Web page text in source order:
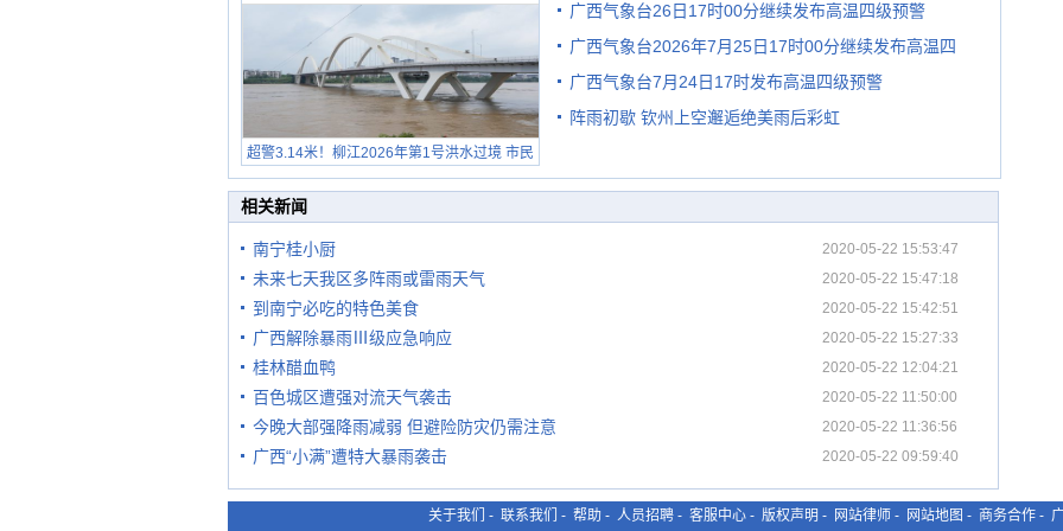
超警3.14米！柳江2026年第1号洪水过境 市民
在堤岸见证汛况
广西气象台26日17时00分继续发布高温四级预警
广西气象台2026年7月25日17时00分继续发布高温四
级预警
广西气象台7月24日17时发布高温四级预警
阵雨初歇 钦州上空邂逅绝美雨后彩虹
相关新闻
南宁桂小厨 2020-05-22 15:53:47
未来七天我区多阵雨或雷雨天气 2020-05-22 15:47:18
到南宁必吃的特色美食 2020-05-22 15:42:51
广西解除暴雨Ⅲ级应急响应 2020-05-22 15:27:33
桂林醋血鸭 2020-05-22 12:04:21
百色城区遭强对流天气袭击 2020-05-22 11:50:00
今晚大部强降雨减弱 但避险防灾仍需注意 2020-05-22 11:36:56
广西“小满”遭特大暴雨袭击 2020-05-22 09:59:40
关于我们 - 联系我们 - 帮助 - 人员招聘 - 客服中心 - 版权声明 - 网站律师 - 网站地图 - 商务合作 -